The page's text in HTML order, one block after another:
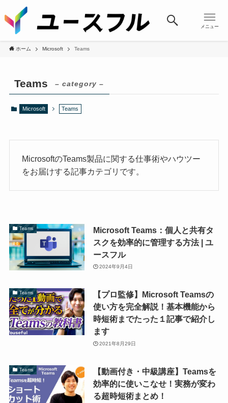
メニュー
ホーム Microsoft Teams
Teams – category –
Microsoft Teams
MicrosoftのTeams製品に関する仕事術やハウツー
をお届けする記事カテゴリです。
Teams
Microsoft Teams：個人と共有タ
スクを効率的に管理する方法 | ユ
ースフル
2024年9月4日
Teams
【プロ監修】Microsoft Teamsの
使い方を完全解説！基本機能から
時短術までたった１記事で紹介し
ます
2021年8月29日
Teams
【動画付き・中級講座】Teamsを
効率的に使いこなせ！実務が変わ
る超時短術まとめ！